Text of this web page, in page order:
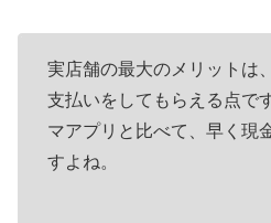
実店舗の最大のメリットは
支払いをしてもらえる点で
マアプリと比べて、早く現
すよね。